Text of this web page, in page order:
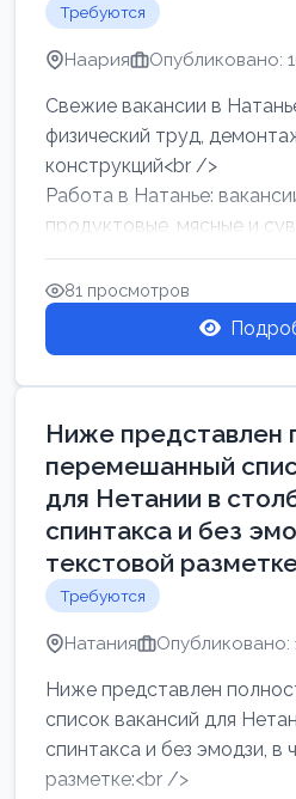
Требуются
Наария Опубликовано:
Свежие вакансии в
физический труд,
конструкций<br />
Работа в Натанье:
продуктовые, мясные и
Разнорабочий на сборку
81 просмотров
Ниже представлен
перемешанный
для Нетании в
спинтакса и без
текстовой
Требуются
Натания Опубликовано:
Ниже представлен
список вакансий для
спинтакса и без эмодзи, в
разметке:<br />